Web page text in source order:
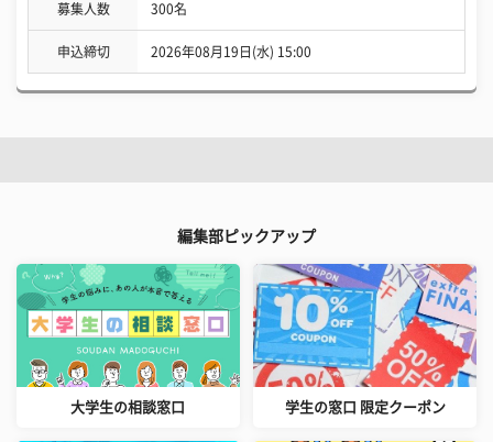
募集人数 300名
申込締切 2026年08月19日(水) 15:00
編集部ピックアップ
大学生の相談窓口 学生の窓口 限定クーポン